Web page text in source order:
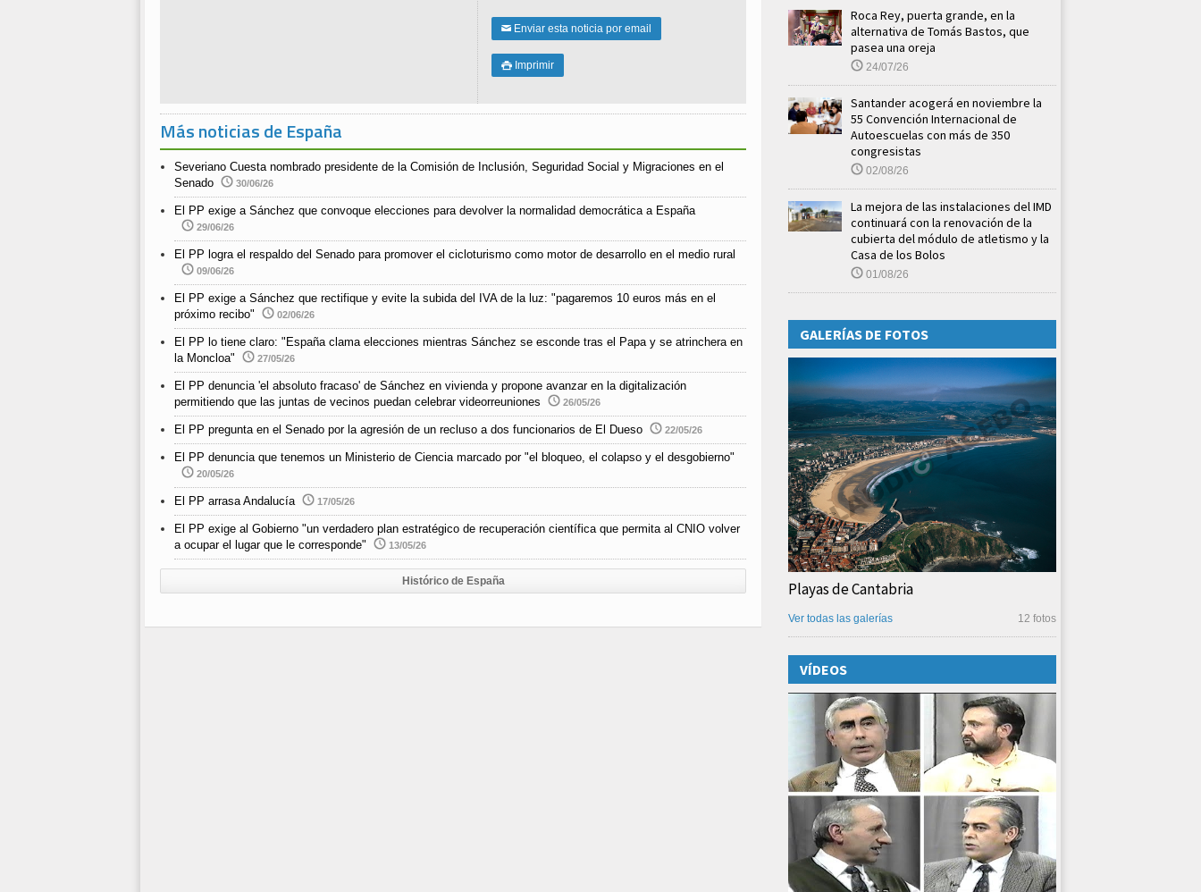
✉ Enviar esta noticia por email
 Imprimir
Más noticias de España
Severiano Cuesta nombrado presidente de la Comisión de Inclusión, Seguridad Social y Migraciones en el
Senado
30/06/26
El PP exige a Sánchez que convoque elecciones para devolver la normalidad democrática a España
29/06/26
El PP logra el respaldo del Senado para promover el cicloturismo como motor de desarrollo en el medio rural
09/06/26
El PP exige a Sánchez que rectifique y evite la subida del IVA de la luz: "pagaremos 10 euros más en el
próximo recibo"
02/06/26
El PP lo tiene claro: "España clama elecciones mientras Sánchez se esconde tras el Papa y se atrinchera en
la Moncloa"
27/05/26
El PP denuncia 'el absoluto fracaso' de Sánchez en vivienda y propone avanzar en la digitalización
permitiendo que las juntas de vecinos puedan celebrar videorreuniones
26/05/26
El PP pregunta en el Senado por la agresión de un recluso a dos funcionarios de El Dueso 22/05/26
El PP denuncia que tenemos un Ministerio de Ciencia marcado por "el bloqueo, el colapso y el desgobierno"
20/05/26
El PP arrasa Andalucía 17/05/26
El PP exige al Gobierno "un verdadero plan estratégico de recuperación científica que permita al CNIO volver
a ocupar el lugar que le corresponde"
13/05/26
Histórico de España
Roca Rey, puerta grande, en la
alternativa de Tomás Bastos, que
pasea una oreja
24/07/26
Santander acogerá en noviembre la
55 Convención Internacional de
Autoescuelas con más de 350
congresistas
02/08/26
La mejora de las instalaciones del IMD
continuará con la renovación de la
cubierta del módulo de atletismo y la
Casa de los Bolos
01/08/26
GALERÍAS DE FOTOS
Playas de Cantabria
12 fotos
Ver todas las galerías
VÍDEOS